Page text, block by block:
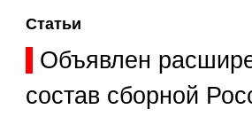
Статьи
Объявлен
состав сборной